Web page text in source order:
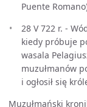
Puente
28 V 722 r. -
kiedy próbuje
wasala
muzułmanów
i ogłosił się
Muzułmański